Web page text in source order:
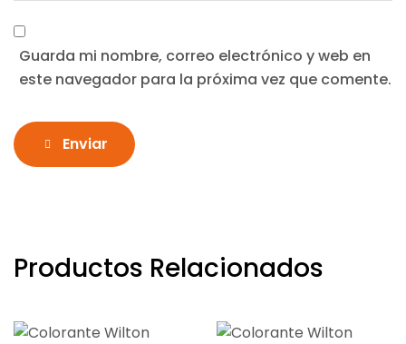
Guarda mi nombre, correo electrónico y web en
este navegador para la próxima vez que comente.
Enviar
Productos Relacionados